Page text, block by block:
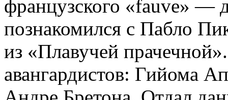
французского «fauve» —
познакомился с Пабло
из «Плавучей
авангардистов: Гийома